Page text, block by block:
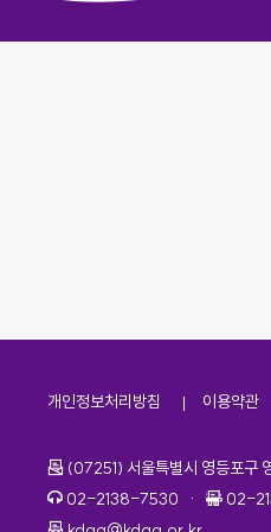
개인정보처리방침 이용약관
주소
(07251) 서울특별시 영등포구
전화번호
02-2138-7530 · 팩스번
02-